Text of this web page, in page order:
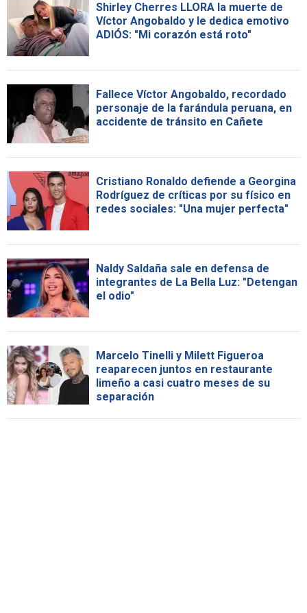
Shirley Cherres LLORA la muerte de
Víctor Angobaldo y le dedica emotivo
ADIÓS: "Mi corazón está roto"
Fallece Víctor Angobaldo, recordado
personaje de la farándula peruana, en
accidente de tránsito en Cañete
Cristiano Ronaldo defiende a Georgina
Rodríguez de críticas por su físico en
redes sociales: "Una mujer perfecta"
Naldy Saldaña sale en defensa de
integrantes de La Bella Luz: "Detengan
el odio"
Marcelo Tinelli y Milett Figueroa
reaparecen juntos en restaurante
limeño a casi cuatro meses de su
separación